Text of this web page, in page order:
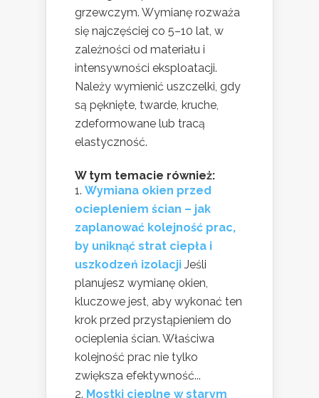
grzewczym. Wymianę rozważa
się najczęściej co 5–10 lat, w
zależności od materiału i
intensywności eksploatacji.
Należy wymienić uszczelki, gdy
są pęknięte, twarde, kruche,
zdeformowane lub tracą
elastyczność.
W tym temacie również:
Wymiana okien przed
ociepleniem ścian – jak
zaplanować kolejność prac,
by uniknąć strat ciepła i
uszkodzeń izolacji Jeśli
planujesz wymianę okien,
kluczowe jest, aby wykonać ten
krok przed przystąpieniem do
ocieplenia ścian. Właściwa
kolejność prac nie tylko
zwiększa efektywność...
Mostki cieplne w starym